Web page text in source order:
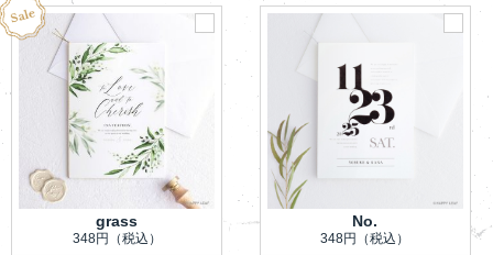
grass
348円 （税込）
No.
348円 （税込）